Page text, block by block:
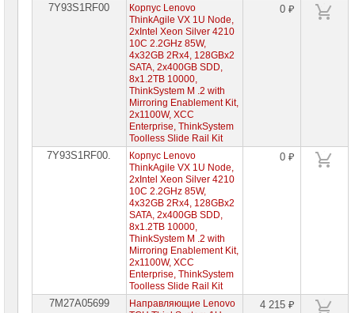
стойку
Жесткие
диски
контроллеры
для
7Y93S1RF00
Корпус Lenovo
ThinkAgile VX 1U Node,
2xIntel Xeon Silver 4210
10C 2.2GHz 85W,
4x32GB 2Rx4, 128GBx2
SATA, 2x400GB SDD,
8x1.2TB 10000,
ThinkSystem M .2 with
Mirroring Enablement Kit,
2x1100W, XCC
Enterprise, ThinkSystem
Toolless Slide Rail Kit
0 ₽
7Y93S1RF00.
Корпус Lenovo
ThinkAgile VX 1U Node,
2xIntel Xeon Silver 4210
10C 2.2GHz 85W,
4x32GB 2Rx4, 128GBx2
SATA, 2x400GB SDD,
8x1.2TB 10000,
ThinkSystem M .2 with
Mirroring Enablement Kit,
2x1100W, XCC
Enterprise, ThinkSystem
Toolless Slide Rail Kit
0 ₽
7M27A05699
Направляющие Lenovo
4 215 ₽